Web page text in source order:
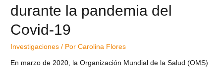
durante la pandemia del
Covid-19
Investigaciones / PorCarolina Flores
En marzo de 2020, la Organización Mundial de la Salud (OMS)